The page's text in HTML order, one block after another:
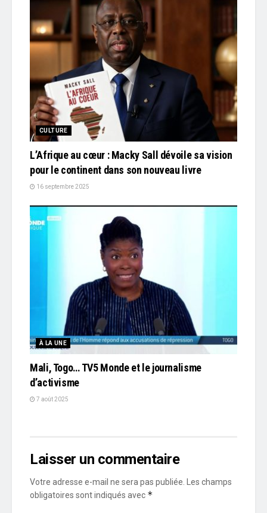
CULTURE
L’Afrique au cœur : Macky Sall dévoile sa vision
pour le continent dans son nouveau livre
16 septembre 2025
À LA UNE
Mali, Togo… TV5 Monde et le journalisme
d’activisme
7 août 2025
Laisser un commentaire
Votre adresse e-mail ne sera pas publiée. Les champs
obligatoires sont indiqués avec *